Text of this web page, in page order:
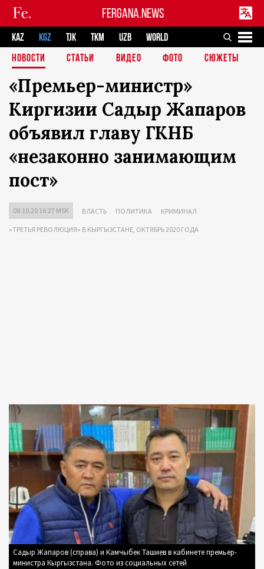
FERGANA.NEWS
KAZ KGZ TJK TKM UZB
WORLD
НОВОСТИ
СТАТЬИ ВИДЕО ФОТО СЮЖЕТЫ
«Премьер-министр»
Киргизии Садыр Жапаров
объявил главу ГКНБ
«незаконно занимающим
пост»
08.10.20 16:27 MSK ВЛАСТЬ ПОЛИТИКА КРИМИНАЛ
«ТРЕТЬЯ РЕВОЛЮЦИЯ» В КЫРГЫЗСТАНЕ, ОКТЯБРЬ 2020 ГОДА
Садыр Жапаров (справа) и Камчыбек Ташиев в кабинете премьер-
министра Кыргызстана. Фото из социальных сетей